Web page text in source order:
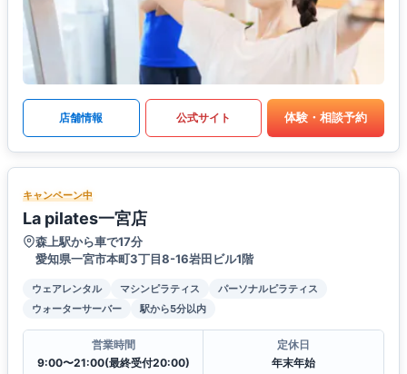
店舗情報 公式サイト 体験・相談予約
キャンペーン中
La pilates一宮店
森上駅から車で17分
愛知県一宮市本町3丁目8-16岩田ビル1階
ウェアレンタル マシンピラティス
パーソナルピラティス
ウォーターサーバー
駅から5分以内
営業時間
9:00〜21:00(最終受付20:00)
定休日
年末年始